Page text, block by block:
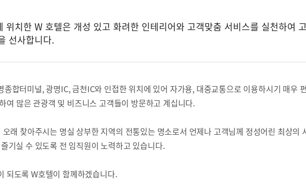
위치한 W 호텔은 개성 있고 화려한 인테리어와 고객맞춤 서비스를 실천하여
선사합니다.
합터미널, 광명IC, 금천IC와 인접한 위치에 있어 자가용, 대중교통으로 이용하시기 매우
여 많은 관광객 및 비즈니스 고객들이 방문하고 계십니다.
래 찾아주시는 명실 상부한 지역의 전통있는 명소로서 언제나 고객님께 정성어린 최상의
기실 수 있도록 전 임직원이 노력하고 있습니다.
되도록 W호텔이 함께하겠습니다.